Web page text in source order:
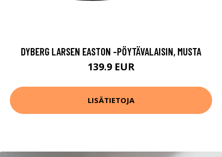
DYBERG LARSEN EASTON -PÖYTÄVALAISIN, MUSTA
139.9 EUR
LISÄTIETOJA